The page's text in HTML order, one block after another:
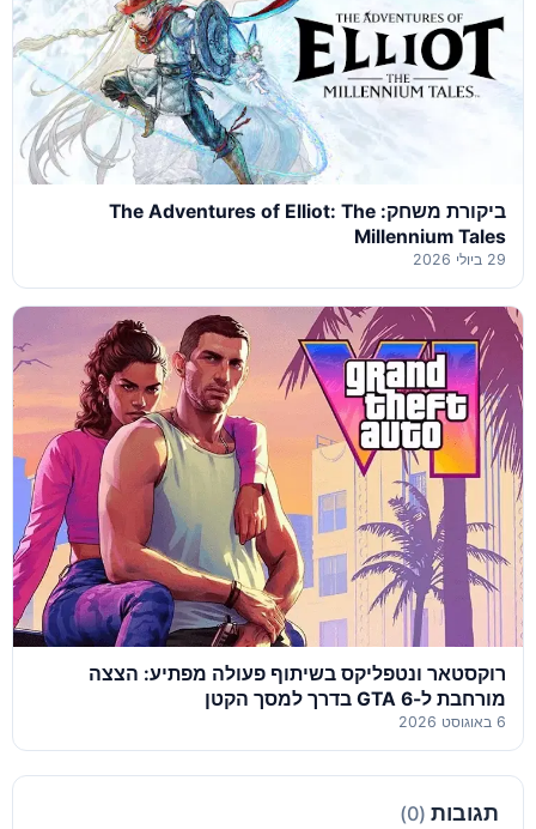
ביקורת משחק: The Adventures of Elliot: The
Millennium Tales
29 ביולי 2026
רוקסטאר ונטפליקס בשיתוף פעולה מפתיע: הצצה
מורחבת ל-GTA 6 בדרך למסך הקטן
6 באוגוסט 2026
תגובות (0)